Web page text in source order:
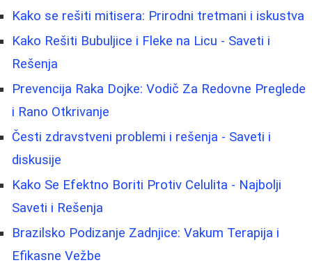
Kako se rešiti mitisera: Prirodni tretmani i iskustva
Kako Rešiti Bubuljice i Fleke na Licu - Saveti i
Rešenja
Prevencija Raka Dojke: Vodič Za Redovne Preglede
i Rano Otkrivanje
Česti zdravstveni problemi i rešenja - Saveti i
diskusije
Kako Se Efektno Boriti Protiv Celulita - Najbolji
Saveti i Rešenja
Brazilsko Podizanje Zadnjice: Vakum Terapija i
Efikasne Vežbe